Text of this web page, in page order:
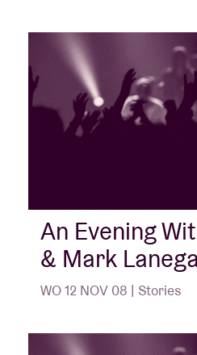
An Evening
& Mark
WO 12 NOV 08 | Stories